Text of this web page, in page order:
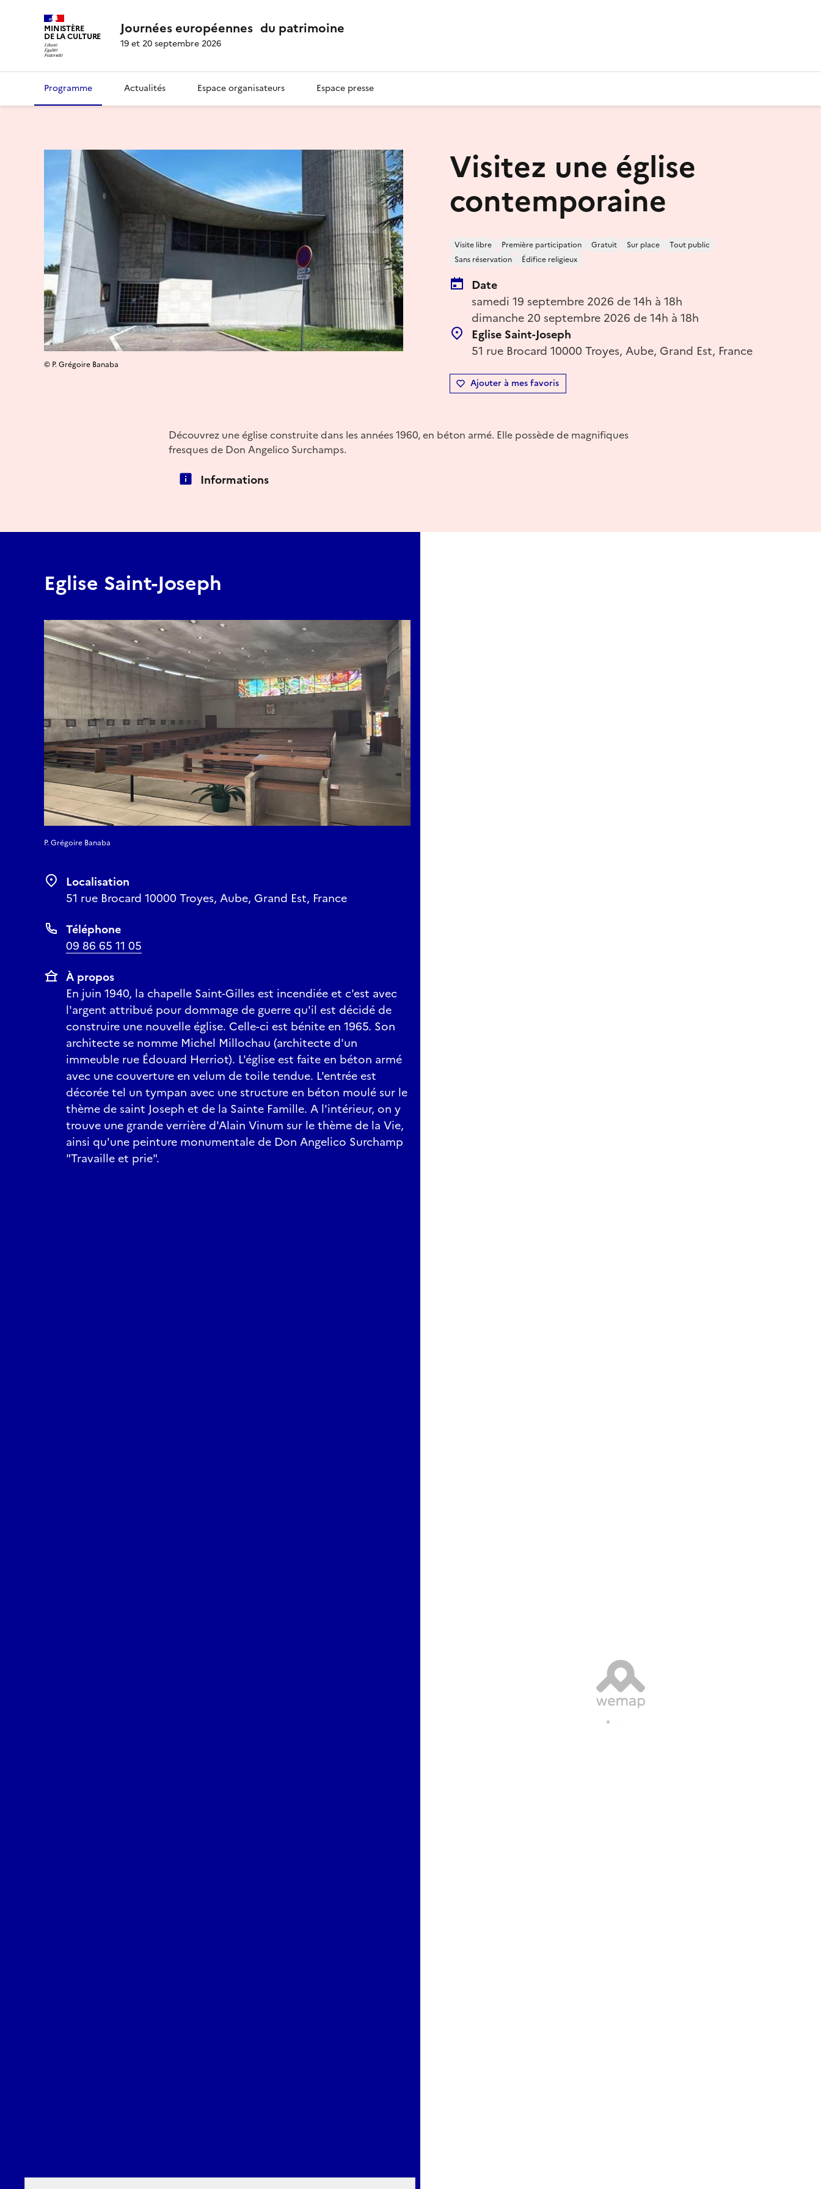
MINISTÈRE
DE LA CULTURE Journées européennes du patrimoine
19 et 20 septembre 2026
Programme Actualités Espace organisateurs Espace presse
Visitez une église
contemporaine
Visite libre Première participation Gratuit Sur place
Tout public
Sans réservation
Édifice religieux
Date
samedi 19 septembre 2026 de 14h à 18h
dimanche 20 septembre 2026 de 14h à 18h
Eglise Saint-Joseph
51 rue Brocard 10000 Troyes, Aube, Grand Est, France
Ajouter à mes favoris
© P. Grégoire Banaba
Découvrez une église construite dans les années 1960, en béton armé. Elle possède de magnifiques
fresques de Don Angelico Surchamps.
Informations
Eglise Saint-Joseph
P. Grégoire Banaba
Localisation
51 rue Brocard 10000 Troyes, Aube, Grand Est, France
Téléphone
09 86 65 11 05
À propos
En juin 1940, la chapelle Saint-Gilles est incendiée et c'est avec
l'argent attribué pour dommage de guerre qu'il est décidé de
construire une nouvelle église. Celle-ci est bénite en 1965. Son
architecte se nomme Michel Millochau (architecte d'un
immeuble rue Édouard Herriot). L'église est faite en béton armé
avec une couverture en velum de toile tendue. L'entrée est
décorée tel un tympan avec une structure en béton moulé sur le
thème de saint Joseph et de la Sainte Famille. A l'intérieur, on y
trouve une grande verrière d'Alain Vinum sur le thème de la Vie,
ainsi qu'une peinture monumentale de Don Angelico Surchamp
"Travaille et prie".